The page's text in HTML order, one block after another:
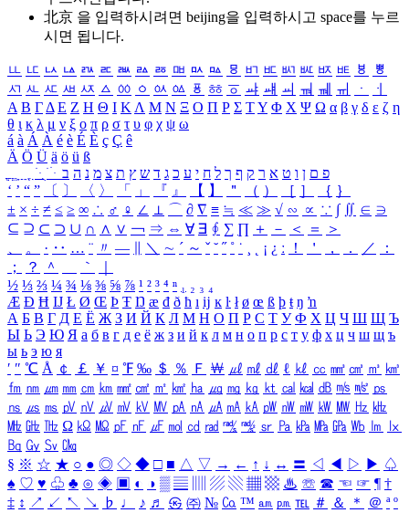
北京 을 입력하시려면 beijing을 입력하시고 space를 누르
시면 됩니다.
ㅥ ㅦ ㅧ ㅨ ㅩ ㅪ ㅫ ㅬ ㅭ ㅮ ㅯ ㅰ ㅱ ㅲ ㅳ ㅴ ㅵ ㅶ ㅷ ㅸ
ㅹ
ㅺ ㅻ ㅼ ㅽ ㅾ ㅿ ㆀ ㆁ ㆂ ㆃ ㆄ ㆅ ㆆ ㆇ ㆈ ㆉ ㆊ ㆋ ㆌ ㆍ
ㆎ
Α Β ΓΔ Ε Ζ Η Θ Ι ΚΛ Μ Ν Ξ Ο Π Ρ Σ ΤΥ Φ Χ Ψ Ω α β γ δ ε ζ η
θ ι κ λ μ ν ξ ο π ρ σ τ υ φ χ ψ ω
á à Á À é è É È ç Ç ê
Ä Ö Ü ä ö ü ß
ִֶֹ ֻּ ׁׂ פ ם ן ו ט א ר ק ף ך ל ח י ע כ ג ד ש ץ ת צ מ נ ה ב
‘ ’ “ ” 〔 〕 〈 〉 「 」 『 』 【 】 ＂ （ ） ［ ］ ｛ ｝
± × ÷ ≠ ≤ ≥ ∞ ∴ ♂ ♀ ∠ ⊥ ⌒ ∂ ∇ ≡ ≒ ≪ ≫ √ ∽ ∝ ∵ ∫ ∬ ∈ ∋
⊆ ⊇ ⊂ ⊃ ∪ ∩ ∧ ∨ ￢ ⇒ ⇔ ∀ ∃ ∮ ∑ ∏ ＋ － ＜ ＝
＞
、
。 · ‥ … ¨ 〃 ― ＼ ∼ ´ ～ ˇ ˘ ˝ ˚ ˙ ¸ ¡ ¿ ː ！ ＇ ， ． ／
：
；
？ ＾ ｀
½ ⅓ ⅔ ¼ ¾ ⅛ ⅜ ⅝ ⅞ ¹ ² ³ ⁴ ⁿ ₁ ₂ ₃ ₄
Æ Ð Ħ Ĳ Ł Ø Œ Þ Ŧ Ŋ æ đ ð ħ ı ĳ ĸ ŀ ł ø œ ß þ ŧ ŋ ŉ
А Б В Г Д Е Ё Ж З И Й К Л М Н О П Р С Т У Ф Х Ц Ч Ш Щ Ъ
Ы Ь Э Ю Я а б в г д е ё ж з и й к л м н о п р с т у ф х ц ч ш щ ъ
ы ь э ю я
′ ″ ℃ Å ￠ ￡ ￥ ¤ ℉ ‰ ＄ ％ Ｆ ￦ ㎕ ㎖ ㎗ ℓ ㎘ ㏄ ㎣ ㎤ ㎥ ㎦
㎙ ㎚ ㎛ ㎜ ㎝ ㎞ ㎟ ㎠ ㎡ ㎢ ㏊ ㎍ ㎎ ㎏ ㏏ ㎈ ㎉ ㏈ ㎧ ㎨ ㎰
㎱ ㎲ ㎳ ㎴ ㎵ ㎶ ㎷ ㎸ ㎹ ㎀ ㎁ ㎂ ㎃ ㎄ ㎺ ㎻ ㎽ ㎾ ㎿ ㎐ ㎑
㎒ ㎓ ㎔ Ω ㏀ ㏁ ㎊ ㎋ ㎌ ㏖ ㏅ ㎭ ㎮ ㎯ ㏛ ㎩ ㎪ ㎫ ㎬ ㏝ ㏐
㏓
㏃ ㏉ ㏜ ㏆
§ ※ ☆ ★ ○ ● ◎ ◇ ◆ □ ■ △ ▽ → ← ↑ ↓ ↔ 〓 ◁ ◀ ▷ ▶ ♤
♠ ♡ ♥ ♧ ♣ ⊙ ◈ ▣ ◐ ◑ ▒ ▤ ▨ ▧ ▦ ▩ ♨ ☏ ☎ ☜ ☞ ¶ †
‡ ↕ ↗ ↙ ↖ ↘ ♭ ♩ ♪ ♬ ㉿ ㈜ № ㏇ ™ ㏂ ㏘ ℡ ＃ ＆ ＊ ＠ ª º